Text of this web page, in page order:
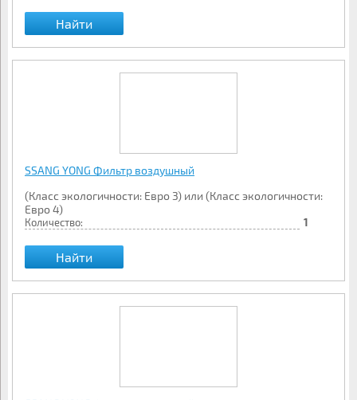
Найти
SSANG YONG Фильтр воздушный
(Класс экологичности: Евро 3) или (Класс экологичности:
Евро 4)
Количество: 1
Найти